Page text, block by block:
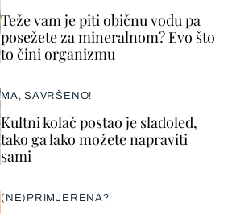
Teže vam je piti običnu vodu pa
posežete za mineralnom? Evo što
to čini organizmu
MA, SAVRŠENO!
Kultni kolač postao je sladoled,
tako ga lako možete napraviti
sami
(NE)PRIMJERENA?